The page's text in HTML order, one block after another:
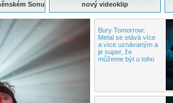
Sonu
nový videoklip
Bury Tomorrow:
Metal se stává více
a více uznávaným a
je super, že
můžeme být u toho